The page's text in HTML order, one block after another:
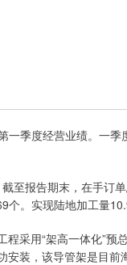
季度经营业绩。一季
报告期末，在手订
。实现陆地加工量
用“架高一体化”预
装，该导管架是目前